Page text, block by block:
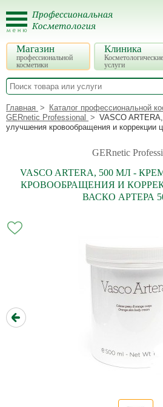
Магазин
профессиональной
косметики
Клиника
Косметологические
услуги
Главная Каталог профессиональной
GERnetic Professional
VASCO
улучшения кровообращения и коррекции
GERnetic
VASCO ARTERA, 500 МЛ -
КРОВООБРАЩЕНИЯ И
ВАСКО АРТЕРА